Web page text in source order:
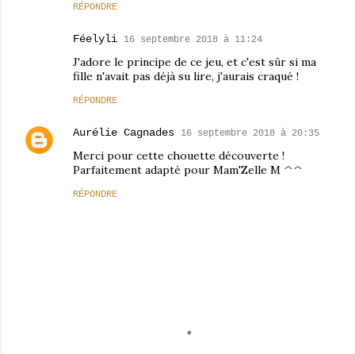
RÉPONDRE
Féelyli 16 septembre 2018 à 11:24
J'adore le principe de ce jeu, et c'est sûr si ma
fille n'avait pas déjà su lire, j'aurais craqué !
RÉPONDRE
Aurélie Cagnades 16 septembre 2018 à 20:35
Merci pour cette chouette découverte !
Parfaitement adapté pour Mam'Zelle M ^^
RÉPONDRE